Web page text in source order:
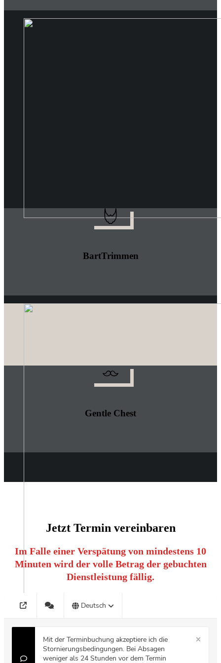
BartTrimmen
Gentle Chest
Jetzt Termin vereinbaren
Im Falle einer Verspätung von mindestens 10
Minuten wird der volle Betrag der gebuchten
Dienstleistung fällig.